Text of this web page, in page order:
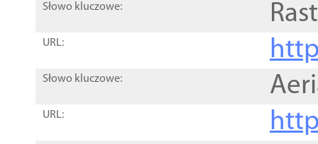
Słowo kluczowe:
URL:
Słowo kluczowe:
URL: